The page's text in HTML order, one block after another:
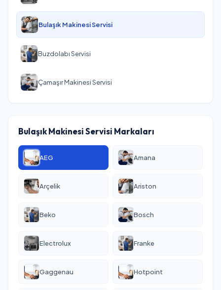
Bulaşık Makinesi Servisi
Buzdolabı Servisi
Çamaşır Makinesi Servisi
Bulaşık Makinesi Servisi Markaları
AEG Amana
Arçelik Ariston
Beko Bosch
Electrolux Franke
Gaggenau Hotpoint